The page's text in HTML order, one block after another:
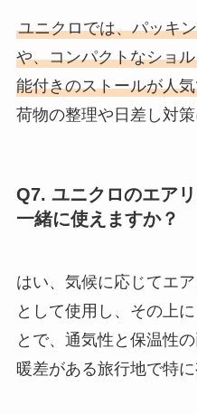
ユニクロでは、パッキ
や、コンパクトなショ
能付きのストールが人
荷物の整理や日差し対策
Q7. ユニクロのエア
一緒に使えますか？
はい、気候に応じてエ
として使用し、その上
とで、通気性と保温性
暖差がある旅行地で特に